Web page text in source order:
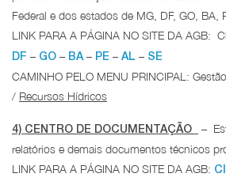
Federal e dos estados de MG, DF, GO, BA,
LINK PARA A PÁGINA NO SITE DA AGB:
DF – GO – BA – PE – AL – SE
CAMINHO PELO MENU PRINCIPAL:
/ Recursos Hídricos
4) CENTRO DE DOCUMENTAÇÃO
–
relatórios e demais documentos técnicos
LINK PARA A PÁGINA NO SITE DA AGB: